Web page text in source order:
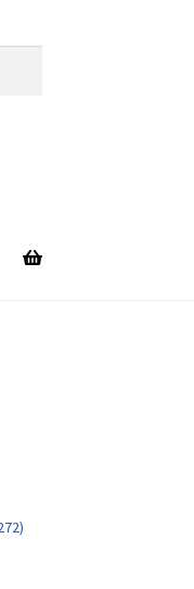
products